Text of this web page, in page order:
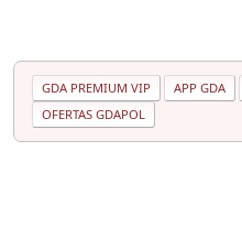
GDA PREMIUM VIP APP GDA
OFERTAS GDAPOL